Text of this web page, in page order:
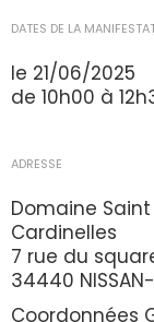
DATES DE LA
le 21/06/2025
de 10h00 à
ADRESSE
Domaine
Cardinelles
7 rue du
34440 NISSAN-
Coordonnées